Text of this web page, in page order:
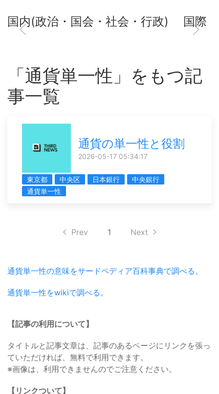
国内(政治・国会・社会・行政) 国際
「通貨単一性」をもつ記
事一覧
通貨の単一性と役割
2026-05-17 05:34:17
東京都 中央区 日本銀行
中央銀行
通貨単一性
Prev 1 Next
通貨単一性の意味をサードペディア百科事典で調べる。
通貨単一性をwikiで調べる。
【記事の利用について】
タイトルと記事文章は、記事のあるページにリンクを張っ
ていただければ、無料で利用できます。
※画像は、利用できませんのでご注意ください。
【リンクついて】